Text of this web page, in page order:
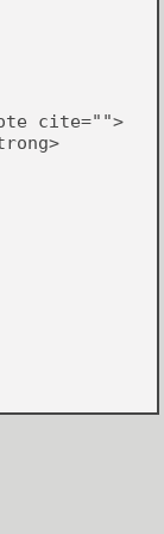
cite="">